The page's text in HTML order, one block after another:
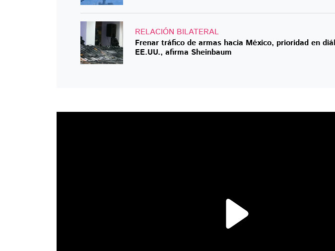
RELACIÓN BILATERAL
Frenar tráfico de armas hacia México, prioridad en
EE.UU., afirma Sheinbaum